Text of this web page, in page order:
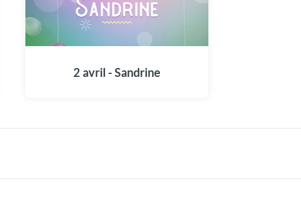
2 avril - Sandrine
Une carte unique pour commémorer la fête